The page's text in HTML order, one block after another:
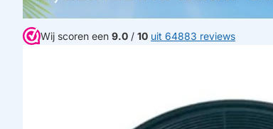
Wij scoren een 9.0 / 10 uit 64883 reviews